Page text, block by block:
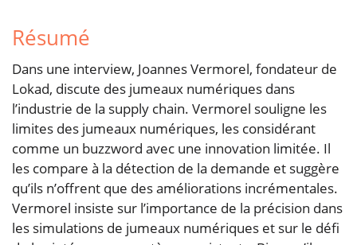
Résumé
Dans une interview, Joannes Vermorel, fondateur de
Lokad, discute des jumeaux numériques dans
l’industrie de la supply chain. Vermorel souligne les
limites des jumeaux numériques, les considérant
comme un buzzword avec une innovation limitée. Il
les compare à la détection de la demande et suggère
qu’ils n’offrent que des améliorations incrémentales.
Vermorel insiste sur l’importance de la précision dans
les simulations de jumeaux numériques et sur le défi